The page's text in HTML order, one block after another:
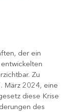
der ein
Zu
März 2024, eine
diese Krise
des